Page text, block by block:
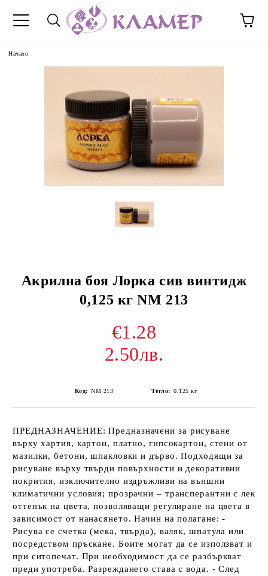
Начало
Акрилна боя Лорка сив винтидж
0,125 кг NM 213
€1.28
2.50лв.
Код: NM 213 Тегло: 0.125 кг
ПРЕДНАЗНАЧЕНИЕ: Предназначени за рисуване
върху хартия, картон, платно, гипсокартон, стени от
мазилки, бетони, шпакловки и дърво. Подходящи за
рисуване върху твърди повърхности и декоративни
покрития, изключително издръжливи на външни
климатични условия; прозрачни – трансперантни с лек
оттенък на цвета, позволяващи регулиране на цвета в
зависимост от нанасянето. Начин на полагане: -
Рисува се счетка (мека, твърда), валяк, шпатула или
посредством пръскане. Боите могат да се използват и
при ситопечат. При необходимост да се разбъркват
преди употреба. Разреждането става с вода. - След